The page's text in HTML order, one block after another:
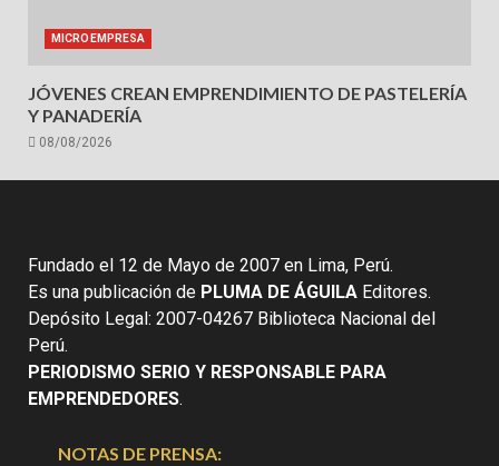
MICROEMPRESA
JÓVENES CREAN EMPRENDIMIENTO DE PASTELERÍA
Y PANADERÍA
08/08/2026
Fundado el 12 de Mayo de 2007 en Lima, Perú.
Es una publicación de PLUMA DE ÁGUILA Editores.
Depósito Legal: 2007-04267 Biblioteca Nacional del
Perú.
PERIODISMO SERIO Y RESPONSABLE PARA
EMPRENDEDORES.
NOTAS DE PRENSA: